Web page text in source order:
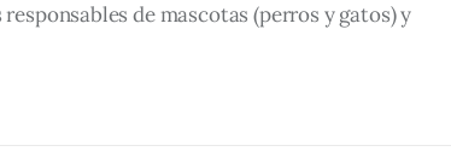
de mascotas (perros y gatos) y